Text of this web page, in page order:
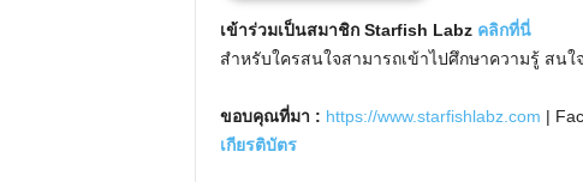
เข้าร่วมเป็นสมาชิก Starfish Labzคลิกที่นี่
สำหรับใครสนใจสามารถเข้าไปศึกษาความรู้ สน
ขอบคุณที่มา : https://www.starfishlabz.com |
เกียรติบัตร